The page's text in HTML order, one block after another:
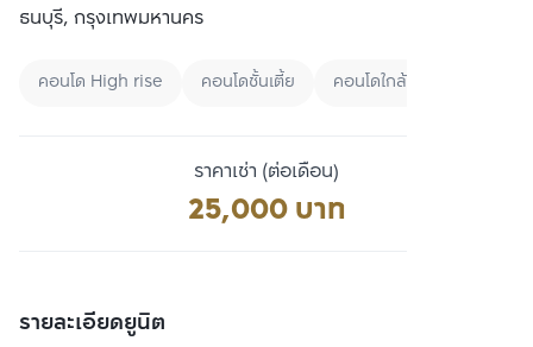
ธนบุรี, กรุงเทพมหานคร
คอนโด High rise คอนโดชั้นเตี้ย คอนโดใกล้ BTS
ราคาเช่า (ต่อเดือน)
25,000 บาท
รายละเอียดยูนิต